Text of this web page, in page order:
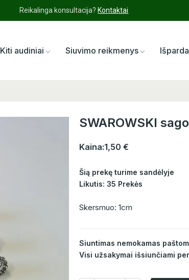
Reikalinga konsultacija? Kontaktai
Kiti audiniai Siuvimo reikmenys
SWAROWSKI
Kaina:1,50 €
Šią prekę turime sandėlyje
Likutis: 35 Prekės
Skersmuo: 1cm
Siuntimas nemokamas
Visi užsakymai išsiunčiami